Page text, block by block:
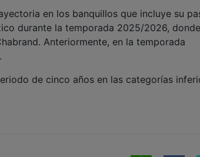
en los banquillos que incluye su
durante la temporada 2025/2026, donde
Anteriormente, en la temporada
de cinco años en las categorías